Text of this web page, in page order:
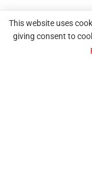
Kampas Rem
This website uses
giving consent to